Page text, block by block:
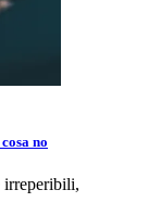
no
irreperibili,